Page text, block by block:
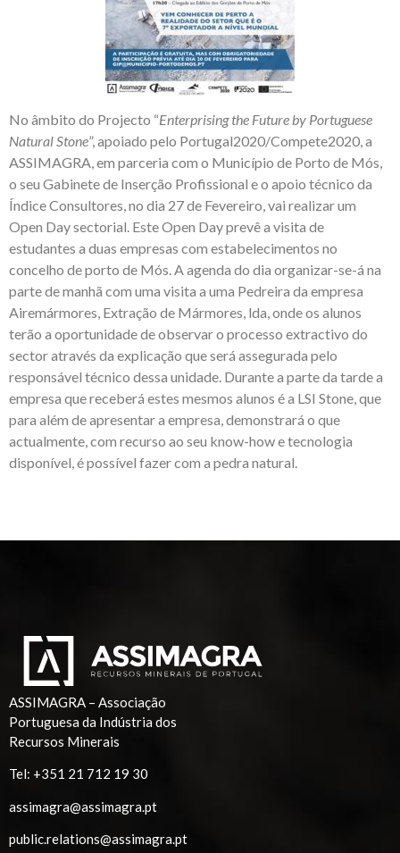
No âmbito do Projecto “Enterprising the Future by Portuguese
Natural Stone”, apoiado pelo Portugal2020/Compete2020, a
ASSIMAGRA, em parceria com o Município de Porto de Mós,
o seu Gabinete de Inserção Profissional e o apoio técnico da
Índice Consultores, no dia 27 de Fevereiro, vai realizar um
Open Day sectorial. Este Open Day prevê a visita de
estudantes a duas empresas com estabelecimentos no
concelho de porto de Mós. A agenda do dia organizar-se-á na
parte de manhã com uma visita a uma Pedreira da empresa
Airemármores, Extração de Mármores, lda, onde os alunos
terão a oportunidade de observar o processo extractivo do
sector através da explicação que será assegurada pelo
responsável técnico dessa unidade. Durante a parte da tarde a
empresa que receberá estes mesmos alunos é a LSI Stone, que
para além de apresentar a empresa, demonstrará o que
actualmente, com recurso ao seu know-how e tecnologia
disponível, é possível fazer com a pedra natural.
ASSIMAGRA – Associação
Portuguesa da Indústria dos
Recursos Minerais
Tel: +351 21 712 19 30
assimagra@assimagra.pt
public.relations@assimagra.pt